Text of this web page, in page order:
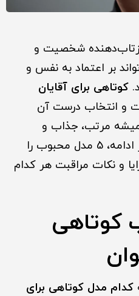
شخصیت و
بر اعتماد به نفس و
کوتاهی برای آقایان
و انتخاب درست آن
مرتب، جذاب و
هماهنگ با مد روز باشد. در ادامه، 5 مدل محبوب را
و نکات مراقبت هر کدام
کوتاهی
کدام مدل کوتاهی برای